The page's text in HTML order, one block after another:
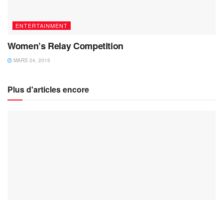
ENTERTAINMENT
Women’s Relay Competition
MARS 24, 2015
Plus d'articles encore